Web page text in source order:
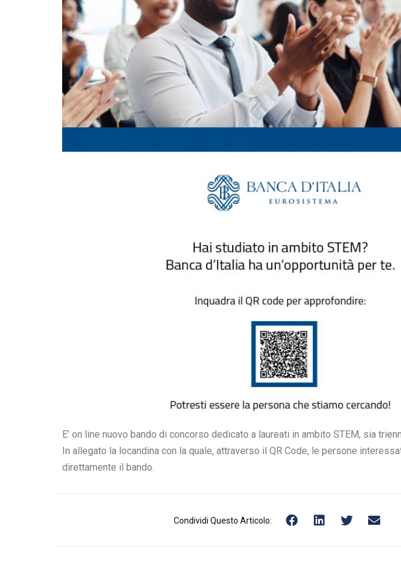
E’ on line nuovo bando di concorso dedicato a laureati in ambito STEM, sia
In allegato la locandina con la quale, attraverso il QR Code, le persone
direttamente il bando.
Condividi Questo Articolo: